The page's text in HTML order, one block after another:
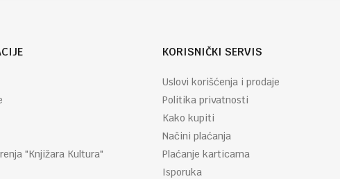
"Knjižara Kultura"
KORISNIČKI SERVIS
Uslovi korišćenja i prodaje
Politika privatnosti
Kako kupiti
Načini plaćanja
Plaćanje karticama
Isporuka